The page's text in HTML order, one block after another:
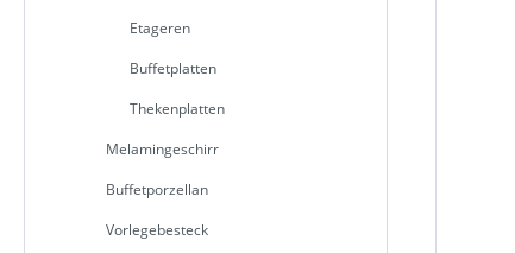
Etageren
Buffetplatten
Thekenplatten
Melamingeschirr
Buffetporzellan
Vorlegebesteck